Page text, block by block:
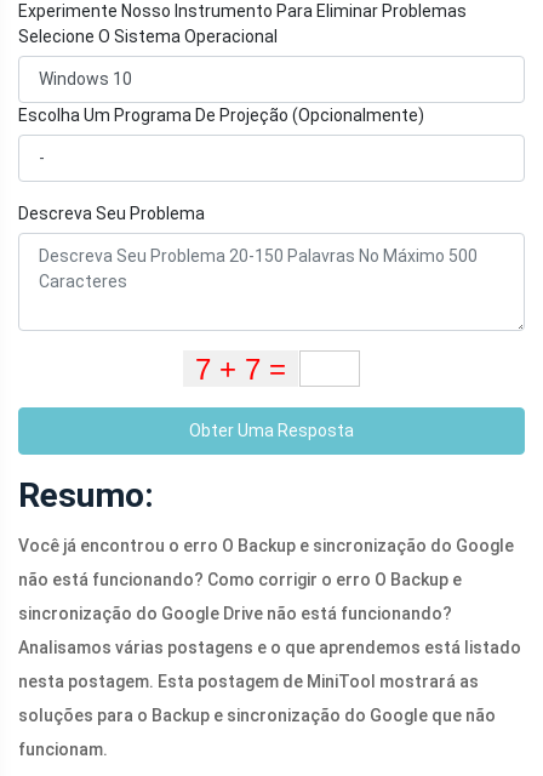
Experimente Nosso Instrumento Para Eliminar Problemas
Selecione O Sistema Operacional
Escolha Um Programa De Projeção (Opcionalmente)
Descreva Seu Problema
Obter Uma Resposta
Resumo:
Você já encontrou o erro O Backup e sincronização do Google
não está funcionando? Como corrigir o erro O Backup e
sincronização do Google Drive não está funcionando?
Analisamos várias postagens e o que aprendemos está listado
nesta postagem. Esta postagem de MiniTool mostrará as
soluções para o Backup e sincronização do Google que não
funcionam.